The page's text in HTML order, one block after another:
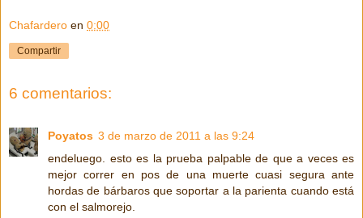
Chafardero en 0:00
Compartir
6 comentarios:
Poyatos 3 de marzo de 2011 a las 9:24
endeluego. esto es la prueba palpable de que a veces es
mejor correr en pos de una muerte cuasi segura ante
hordas de bárbaros que soportar a la parienta cuando está
con el salmorejo.